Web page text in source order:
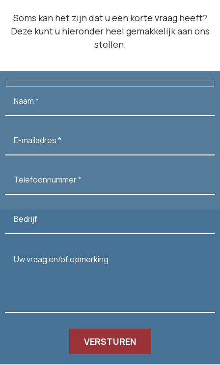
Soms kan het zijn dat u een korte vraag heeft?
Deze kunt u hieronder heel gemakkelijk aan ons
stellen.